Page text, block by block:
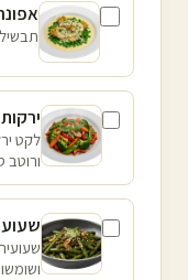
תבשיל
לקט
ורוטב